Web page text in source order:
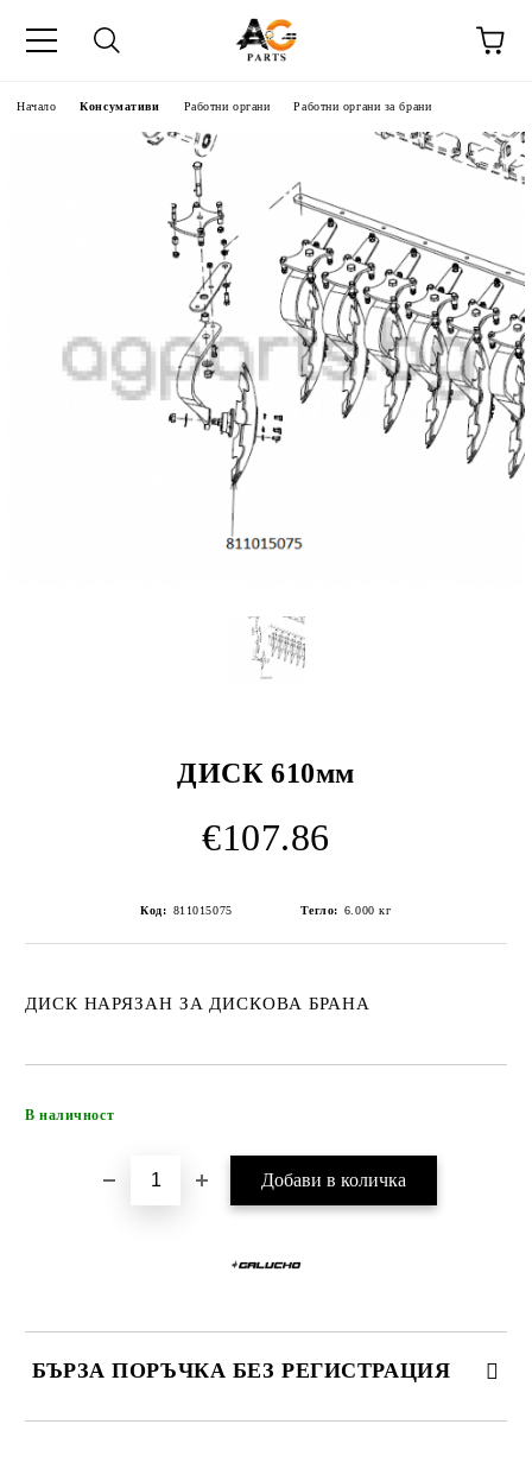
Начало Консумативи Работни органи Работни органи за брани
ДИСК 610мм
€107.86
Код: 811015075 Тегло: 6.000 кг
ДИСК НАРЯЗАН ЗА ДИСКОВА БРАНА
В наличност
БЪРЗА ПОРЪЧКА БЕЗ РЕГИСТРАЦИЯ